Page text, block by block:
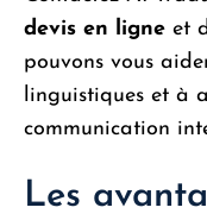
devis en ligne et
pouvons vous
linguistiques et à
communication
Les